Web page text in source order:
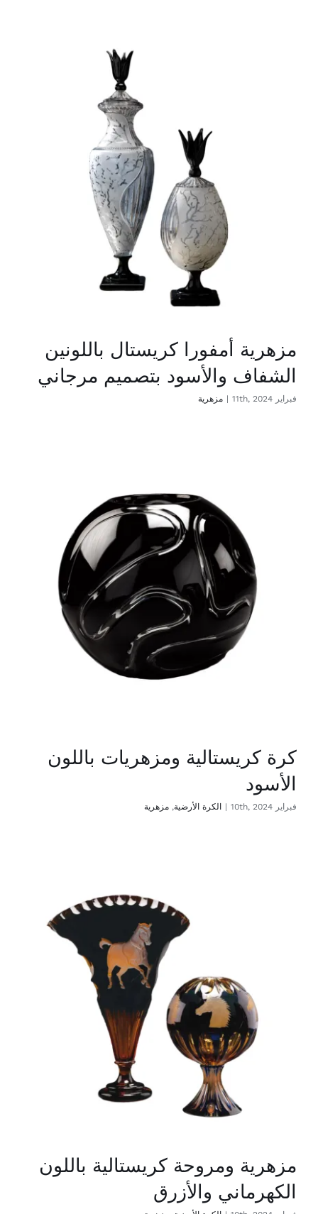
مزهرية أمفورا كريستال باللونين
الشفاف والأسود بتصميم مرجاني
فبراير 11th, 2024 | مزهرية
كرة كريستالية ومزهريات باللون
الأسود
فبراير 10th, 2024 | الكرة الأرضية, مزهرية
مزهرية ومروحة كريستالية باللون
الكهرماني والأزرق